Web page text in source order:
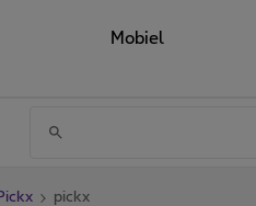
Mobiel
pickx